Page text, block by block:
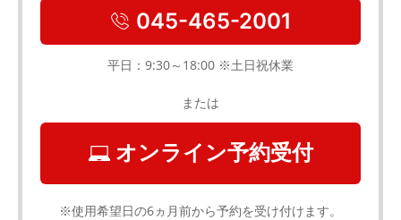
045-465-2001
平日：9:30～18:00 ※土日祝休業
または
オンライン予約受付
※使用希望日の6ヵ月前から予約を受け付けます。